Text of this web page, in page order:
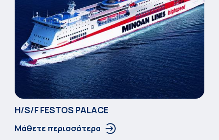
Η/S/F FESTOS PALACΕ
Μάθετε περισσότερα